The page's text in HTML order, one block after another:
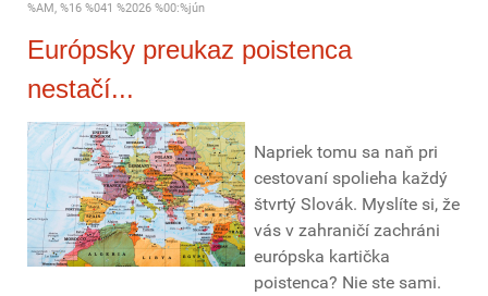
%AM, %16 %041 %2026 %00:%jún
Európsky preukaz poistenca
nestačí...
Napriek tomu sa naň pri
cestovaní spolieha každý
štvrtý Slovák. Myslíte si, že
vás v zahraničí zachráni
európska kartička
poistenca? Nie ste sami.